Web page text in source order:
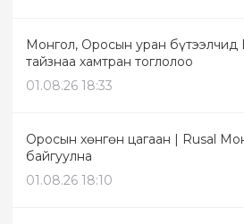
Монгол, Оросын уран бүтээлчид
тайзнаа хамтран тоглолоо
01.08.26 18:33
Оросын хөнгөн цагаан | Rusal
байгуулна
01.08.26 18:10